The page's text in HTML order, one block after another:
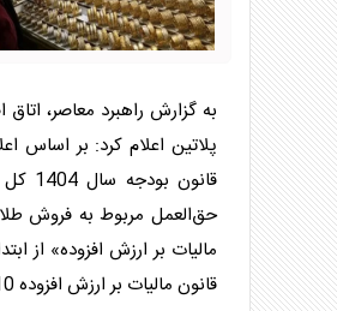
به گزارش راهبرد معاصر،‌ اتاق
حق‌العمل مربوط به فروش
قانون مالیات بر ارزش افزوده 10 درصد است.